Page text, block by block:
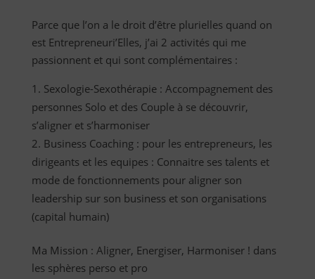
Parce que l’on a le droit d’être plurielles quand on
est Entrepreneuri’Elles, j’ai 2 activités qui me
passionnent et qui sont complémentaires :
Sexologie-Sexothérapie : Accompagnement des
personnes Solo et des Couple à se découvrir,
s’aligner et s’harmoniser
Business Coaching : pour les entrepreneurs, les
dirigeants et les equipes : Connaitre ses talents et
mode de fonctionnements pour aligner son
leadership sur son business et son organisations
(capital humain)
Ma Mission : Aligner, Energiser, Harmoniser ! dans
les sphères perso et pro